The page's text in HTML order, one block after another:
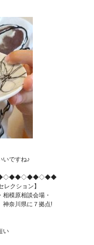
いですね♪
クション】
模原相談会場・
奈川県に７拠点!
い